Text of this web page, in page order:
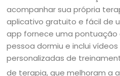
acompanhar sua própria
aplicativo gratuito e fácil de
app fornece uma pontuação
pessoa dormiu e inclui
personalizadas de
de terapia, que melhoram a